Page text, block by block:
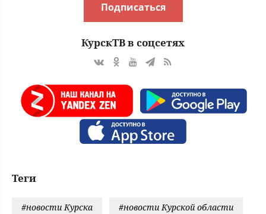
Подписаться
КурскТВ в соцсетях
Теги
#новости Курска #новости Курской области